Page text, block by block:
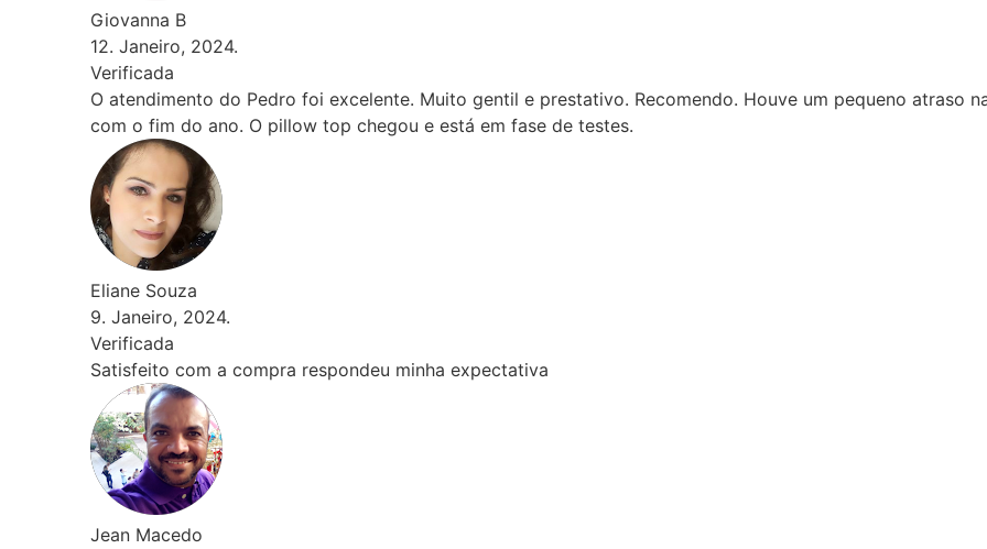
Giovanna B
12. Janeiro, 2024.
Verificada
O atendimento do Pedro foi excelente. Muito gentil e prestativo. Recomendo. Houve um pequeno atraso na
com o fim do ano. O pillow top chegou e está em fase de testes.
Eliane Souza
9. Janeiro, 2024.
Verificada
Satisfeito com a compra respondeu minha expectativa
Jean Macedo